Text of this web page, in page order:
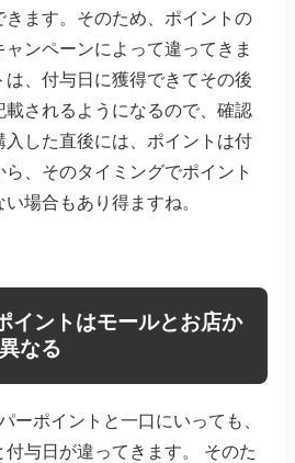
きます。そのため、ポイントの
ンペーンによって違ってきま
、付与日に獲得できてその後
載されるようになるので、確認
入した直後には、ポイントは付
、そのタイミングでポイント
場合もあり得ますね。
イントはモールとお店か
なる
ーポイントと一口にいっても、
与日が違ってきます。 そのた